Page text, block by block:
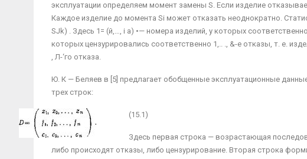
эксплуатации определяем момент замены S. Если изделие
Каждое изделие до момента Si может отказать неоднократно.
SJk) . Здесь 1= (й,…, і а) •— номера изделий, у которых
которых цен­зурировались соответственно 1,.. ., &-е отказы, т. е.
, Л-‘го отказа.
Ю. К — Беляев в [5] предлагает обобщенные эксплуа­тационные
трех строк:
(15.1)
Здесь первая строка — возрастающая
либо происходят отказы, либо цензурирование. Вторая строка